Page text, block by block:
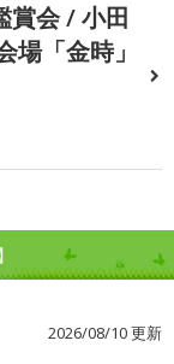
賞会 / 小田
場「金時」
2026/08/10 更新